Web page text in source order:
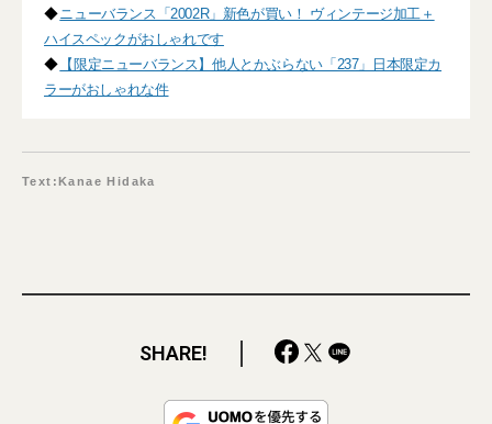
◆ニューバランス「2002R」新色が買い！ ヴィンテージ加工＋
ハイスペックがおしゃれです
◆ 【限定ニューバランス】他人とかぶらない「237」日本限定カ
ラーがおしゃれな件
Text:Kanae Hidaka
SHARE!